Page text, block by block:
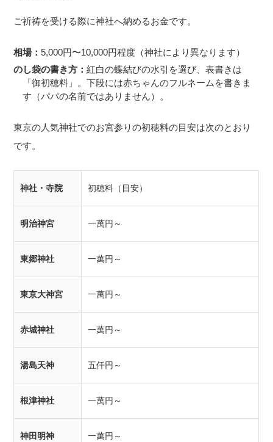
ご祈祷を受ける際に神社へ納めるお金です。
相場：5,000円〜10,000円程度（神社により異なります）
のし袋の書き方：紅白の蝶結びの水引を選び、表書きは
「御初穂料」。下段には赤ちゃんのフルネームを書きま
す（パパの名前ではありません）。
東京の人気神社でのお宮参りの初穂料の目安は次のとおり
です。
神社・寺院 初穂料（目安）
明治神宮 一萬円～
東郷神社 一萬円～
東京大神宮 一萬円～
赤城神社 一萬円～
湯島天神 五仟円～
根津神社 一萬円～
神田明神 一萬円～